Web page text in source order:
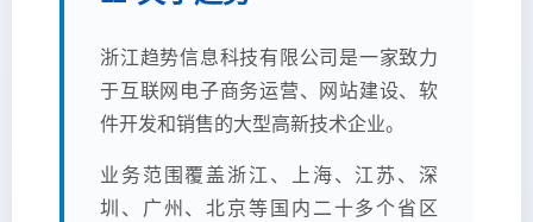
浙江趋势信息科技有限公司是一家致力
于互联网电子商务运营、网站建设、软
件开发和销售的大型高新技术企业。
业务范围覆盖浙江、上海、江苏、深
圳、广州、北京等国内二十多个省区